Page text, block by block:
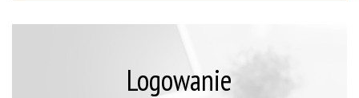
Logowanie